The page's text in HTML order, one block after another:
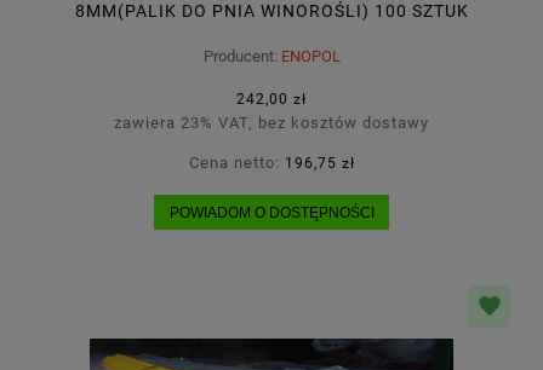
8MM(PALIK DO PNIA WINOROŚLI) 100 SZTUK
Producent: ENOPOL
242,00 zł
zawiera 23% VAT, bez kosztów dostawy
Cena netto: 196,75 zł
POWIADOM O DOSTĘPNOŚCI